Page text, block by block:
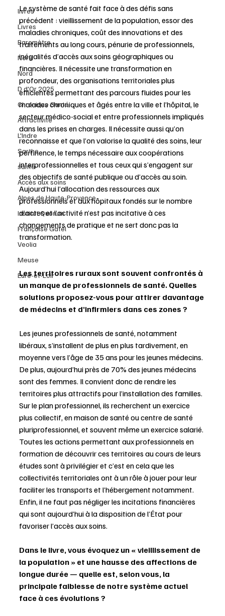
livres
Livres
Baromètre
Nord
Nord
D d'Or 2025
Chronique Santé
Attractivité
L'Indre
Sarthe
santé
Accès aux soins
Alpes de Haute-Provence
Institut Quorum
Françoise Gatel
Veolia
Meuse
Eure-et-Loir
Le système de santé fait face à des défis sans
précédent : vieillissement de la population, essor des
maladies chroniques, coût des innovations et des
traitements au long cours, pénurie de professionnels,
inégalités d’accès aux soins géographiques ou
financières. Il nécessite une transformation en
profondeur, des organisations territoriales plus
efficientes permettant des parcours fluides pour les
malades chroniques et âgés entre la ville et l’hôpital, le
secteur médico-social et entre professionnels impliqués
dans les prises en charges. Il nécessite aussi qu’on
reconnaisse et que l’on valorise la qualité des soins, leur
pertinence, le temps nécessaire aux coopérations
interprofessionnelles et tous ceux qui s’engagent sur
des objectifs de santé publique ou d’accès au soin.
Aujourd’hui l’allocation des ressources aux
professionnels et aux hôpitaux fondés sur le nombre
d’actes et l’activité n’est pas incitative à ces
changements de pratique et ne sert donc pas la
transformation.
Les territoires ruraux sont souvent confrontés à
un manque de professionnels de santé. Quelles
solutions proposez-vous pour attirer davantage
de médecins et d’infirmiers dans ces zones ?
Les jeunes professionnels de santé, notamment
libéraux, s’installent de plus en plus tardivement, en
moyenne vers l’âge de 35 ans pour les jeunes médecins.
De plus, aujourd’hui près de 70% des jeunes médecins
sont des femmes. Il convient donc de rendre les
territoires plus attractifs pour l’installation des familles.
Sur le plan professionnel, ils recherchent un exercice
plus collectif, en maison de santé ou centre de santé
pluriprofessionnel, et souvent même un exercice salarié.
Toutes les actions permettant aux professionnels en
formation de découvrir ces territoires au cours de leurs
études sont à privilégier et c’est en cela que les
collectivités territoriales ont à un rôle à jouer pour leur
faciliter les transports et l’hébergement notamment.
Enfin, il ne faut pas négliger les incitations financières
qui sont aujourd’hui à la disposition de l’État pour
favoriser l’accès aux soins.
Dans le livre, vous évoquez un « vieillissement de
la population » et une hausse des affections de
longue durée — quelle est, selon vous, la
principale faiblesse de notre système actuel
face à ces évolutions ?